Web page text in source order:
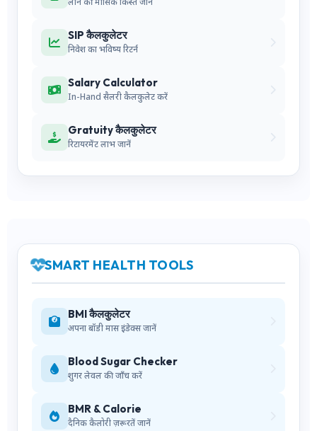
लोन की मासिक किस्त जानें
SIP कैलकुलेटर
निवेश का भविष्य रिटर्न
Salary Calculator
In-Hand सैलरी कैलकुलेट करें
Gratuity कैलकुलेटर
रिटायरमेंट लाभ जानें
SMART HEALTH TOOLS
BMI कैलकुलेटर
अपना बॉडी मास इंडेक्स जानें
Blood Sugar Checker
शुगर लेवल की जाँच करें
BMR & Calorie
दैनिक कैलोरी ज़रूरतें जानें